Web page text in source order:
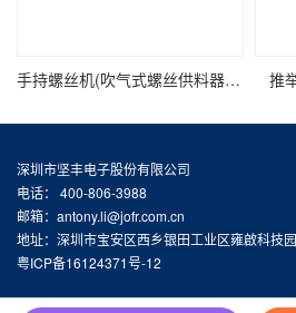
手持螺丝机(吹气式螺丝供料器JOFR-816MC搭载手持智能电批DP-HDXL-008) 推
深圳市坚丰电子股份有限公司
电话： 400-806-3988
邮箱：antony.li@jofr.com.cn
地址：深圳市宝安区西乡银田工业区雍啟科技
粤ICP备16124371号-12